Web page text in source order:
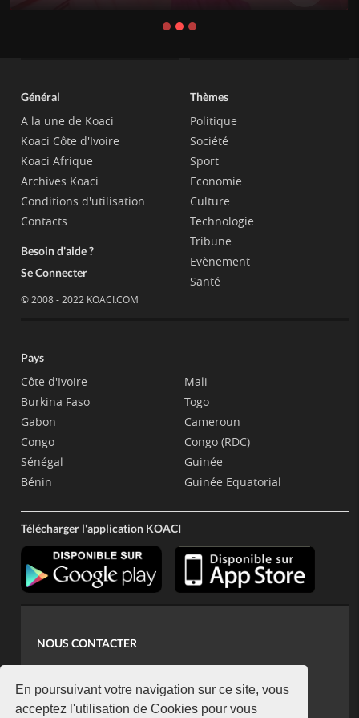
En poursuivant votre navigation sur ce site, vous
acceptez l'utilisation de Cookies pour vous
Général
A la une de Koaci
Koaci Côte d'Ivoire
Koaci Afrique
Archives Koaci
Conditions d'utilisation
Contacts
Besoin d'aide ?
Se Connecter
© 2008 - 2022 KOACI.COM
Thèmes
Politique
Société
Sport
Economie
Culture
Technologie
Tribune
Evènement
Santé
Pays
Côte d'Ivoire
Burkina Faso
Gabon
Congo
Sénégal
Bénin
Mali
Togo
Cameroun
Congo (RDC)
Guinée
Guinée Equatorial
Télécharger l'application KOACI
NOUS CONTACTER
koaci@yahoo.fr
+225 07 08 85 52 93